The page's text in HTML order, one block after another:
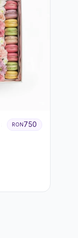
RON750